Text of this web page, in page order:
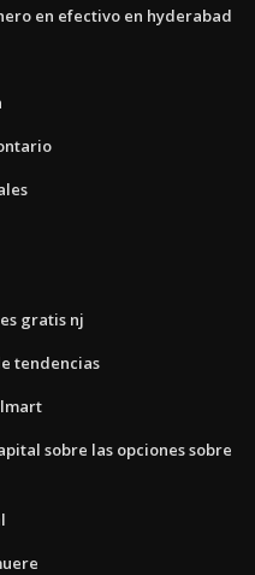
en efectivo en hyderabad
gratis nj
tendencias
sobre las opciones sobre